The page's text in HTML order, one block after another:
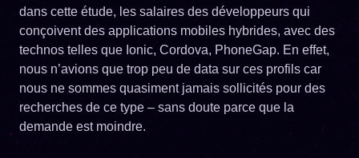
dans cette étude, les salaires des développeurs qui
conçoivent des applications mobiles hybrides, avec des
technos telles que Ionic, Cordova, PhoneGap. En effet,
nous n’avions que trop peu de data sur ces profils car
nous ne sommes quasiment jamais sollicités pour des
recherches de ce type – sans doute parce que la
demande est moindre.